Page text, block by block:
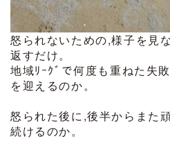
怒られないための,様子を見
返すだけ。
地域ﾘｰｸﾞで何度も重ねた失
を迎えるのか。
怒られた後に,後半からまた
続けるのか。